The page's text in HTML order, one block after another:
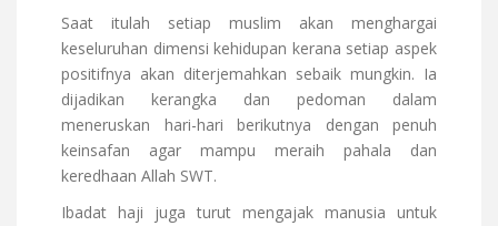
Saat itulah setiap muslim akan menghargai
keseluruhan dimensi kehidupan kerana setiap aspek
positifnya akan diterjemahkan sebaik mungkin. Ia
dijadikan kerangka dan pedoman dalam
meneruskan hari-hari berikutnya dengan penuh
keinsafan agar mampu meraih pahala dan
keredhaan Allah SWT.
Ibadat haji juga turut mengajak manusia untuk